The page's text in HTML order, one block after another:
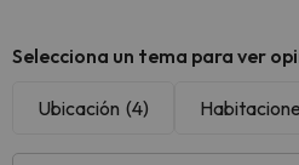
Selecciona un tema para ver
Ubicación (4)